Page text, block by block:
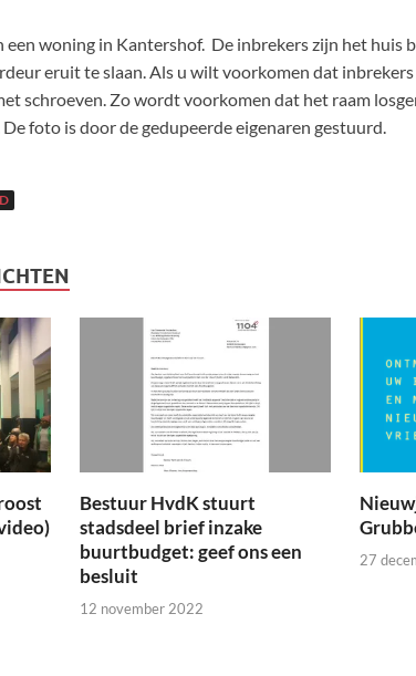
een woning in Kantershof. De inbrekers zijn het huis
eruit te slaan. Als u wilt voorkomen dat inbrekers
schroeven. Zo wordt voorkomen dat het raam
foto is door de gedupeerde eigenaren gestuurd.
Bestuur HvdK stuurt
stadsdeel brief inzake
buurtbudget: geef ons een
besluit
12 november 2022
27